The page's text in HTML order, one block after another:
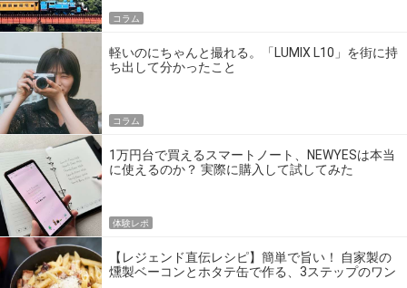
コラム
軽いのにちゃんと撮れる。「LUMIX L10」を街に持
ち出して分かったこと
コラム
1万円台で買えるスマートノート、NEWYESは本当
に使えるのか？ 実際に購入して試してみた
体験レポ
【レジェンド直伝レシピ】簡単で旨い！ 自家製の
燻製ベーコンとホタテ缶で作る、3ステップのワン